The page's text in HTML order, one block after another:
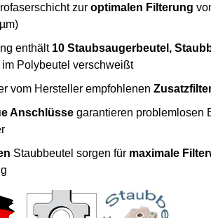
zuroptimalen Filterung
enthält 10 Staubsaugerbeutel,
im Polybeutel verschweißt
vom Hersteller empfohlenen
Anschlüsse garantieren problemlosen
Staubbeutel sorgen für maximale